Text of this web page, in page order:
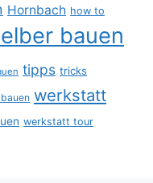
Hornbach how to
bauen
tipps tricks
werkstatt
werkstatt tour